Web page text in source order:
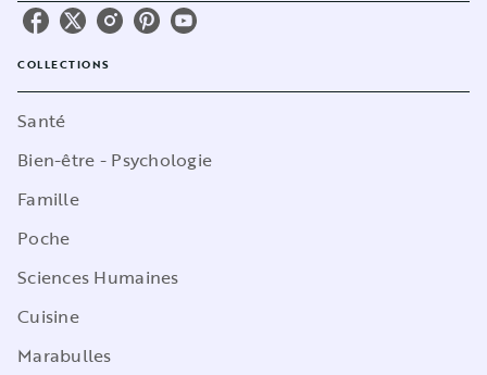
COLLECTIONS
Santé
Bien-être - Psychologie
Famille
Poche
Sciences Humaines
Cuisine
Marabulles